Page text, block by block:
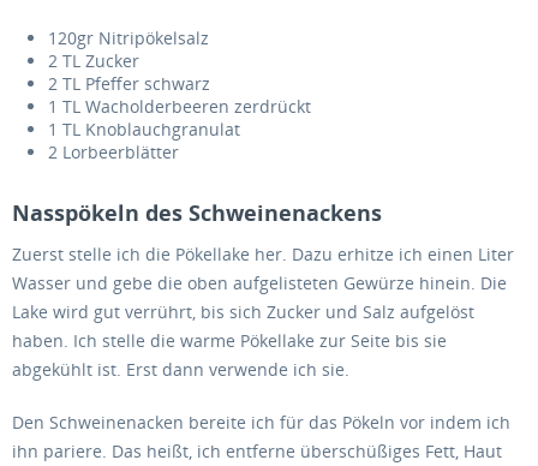
120gr Nitripökelsalz
2 TL Zucker
2 TL Pfeffer schwarz
1 TL Wacholderbeeren zerdrückt
1 TL Knoblauchgranulat
2 Lorbeerblätter
Nasspökeln des Schweinenackens
Zuerst stelle ich die Pökellake her. Dazu erhitze ich einen Liter
Wasser und gebe die oben aufgelisteten Gewürze hinein. Die
Lake wird gut verrührt, bis sich Zucker und Salz aufgelöst
haben. Ich stelle die warme Pökellake zur Seite bis sie
abgekühlt ist. Erst dann verwende ich sie.
Den Schweinenacken bereite ich für das Pökeln vor indem ich
ihn pariere. Das heißt, ich entferne überschüßiges Fett, Haut